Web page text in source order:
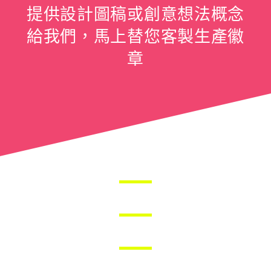
提供設計圖稿或創意想法概念
給我們，馬上替您客製生產徽
章